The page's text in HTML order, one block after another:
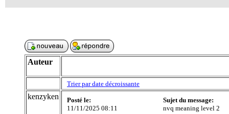
Auteur
Trier par date décroissante
kenzyken
Posté le:
11/11/2025 08:11
Sujet du message:
nvq meaning level 2